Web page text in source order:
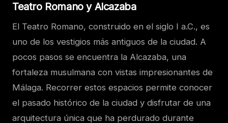
Teatro Romano y Alcazaba
El Teatro Romano, construido en el siglo I a.C., es
uno de los vestigios más antiguos de la ciudad. A
pocos pasos se encuentra la Alcazaba, una
fortaleza musulmana con vistas impresionantes de
Málaga. Recorrer estos espacios permite conocer
el pasado histórico de la ciudad y disfrutar de una
arquitectura única que ha perdurado durante